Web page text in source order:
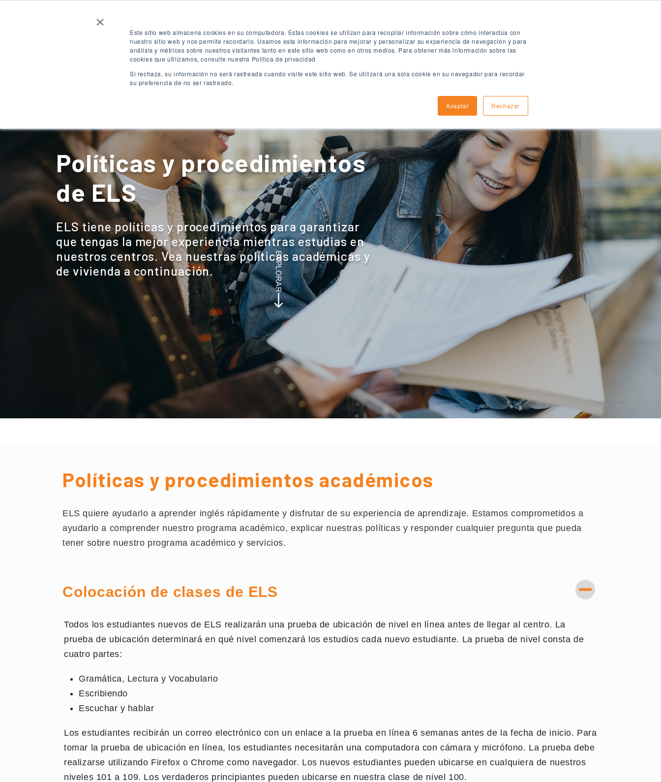
×
Este sitio web almacena cookies en su computadora. Estas cookies se utilizan para recopilar información sobre cómo interactúa con
nuestro sitio web y nos permite recordarlo. Usamos esta información para mejorar y personalizar su experiencia de navegación y para
análisis y métricas sobre nuestros visitantes tanto en este sitio web como en otros medios. Para obtener más información sobre las
cookies que utilizamos, consulte nuestra Política de privacidad
Si rechaza, su información no será rastreada cuando visite este sitio web. Se utilizará una sola cookie en su navegador para recordar
su preferencia de no ser rastreado.
Aceptar Rechazar
ES
Destinos Programas de ingles
Políticas y procedimientos
de ELS
ELS tiene políticas y procedimientos para garantizar
que tengas la mejor experiencia mientras estudias en
nuestros centros. Vea nuestras políticas académicas y
de vivienda a continuación.
EXPLORAR
Políticas y procedimientos académicos
ELS quiere ayudarlo a aprender inglés rápidamente y disfrutar de su experiencia de aprendizaje. Estamos comprometidos a
ayudarlo a comprender nuestro programa académico, explicar nuestras políticas y responder cualquier pregunta que pueda
tener sobre nuestro programa académico y servicios.
Colocación de clases de ELS
Todos los estudiantes nuevos de ELS realizarán una prueba de ubicación de nivel en línea antes de llegar al centro. La
prueba de ubicación determinará en qué nivel comenzará los estudios cada nuevo estudiante. La prueba de nivel consta de
cuatro partes:
Gramática, Lectura y Vocabulario
Escribiendo
Escuchar y hablar
Los estudiantes recibirán un correo electrónico con un enlace a la prueba en línea 6 semanas antes de la fecha de inicio. Para
tomar la prueba de ubicación en línea, los estudiantes necesitarán una computadora con cámara y micrófono. La prueba debe
realizarse utilizando Firefox o Chrome como navegador. Los nuevos estudiantes pueden ubicarse en cualquiera de nuestros
niveles 101 a 109. Los verdaderos principiantes pueden ubicarse en nuestra clase de nivel 100.